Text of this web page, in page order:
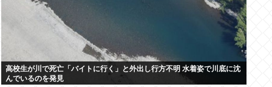
高校生が川で死亡「バイトに行く」と外出し行方不明 水着姿で川底に沈
んでいるのを発見